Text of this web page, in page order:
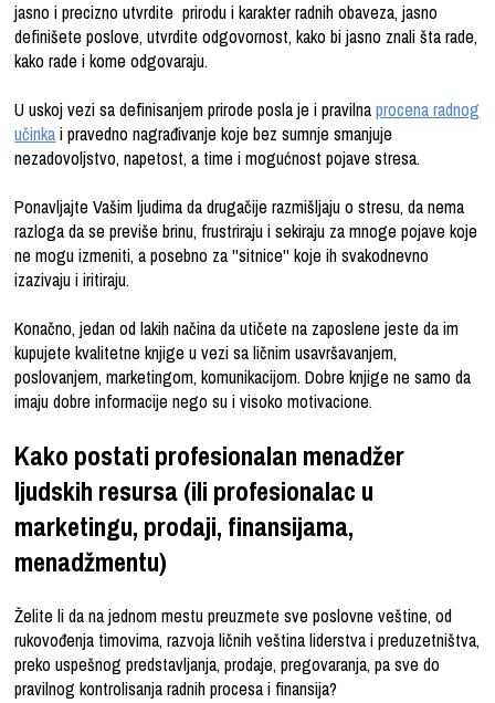
jasno i precizno utvrdite prirodu i karakter radnih obaveza, jasno
definišete poslove, utvrdite odgovornost, kako bi jasno znali šta rade,
kako rade i kome odgovaraju.
U uskoj vezi sa definisanjem prirode posla je i pravilnaprocena radnog
učinkai pravedno nagrađivanje koje bez sumnje smanjuje
nezadovoljstvo, napetost, a time i mogućnost pojave stresa.
Ponavljajte Vašim ljudima da drugačije razmišljaju o stresu, da nema
razloga da se previše brinu, frustriraju i sekiraju za mnoge pojave koje
ne mogu izmeniti, a posebno za ''sitnice'' koje ih svakodnevno
izazivaju i iritiraju.
Konačno, jedan od lakih načina da utičete na zaposlene jeste da im
kupujete kvalitetne knjige u vezi sa ličnim usavršavanjem,
poslovanjem, marketingom, komunikacijom. Dobre knjige ne samo da
imaju dobre informacije nego su i visoko motivacione.
Kako postati profesionalan menadžer
ljudskih resursa (ili profesionalac u
marketingu, prodaji, finansijama,
menadžmentu)
Želite li da na jednom mestu preuzmete sve poslovne veštine, od
rukovođenja timovima, razvoja ličnih veština liderstva i preduzetništva,
preko uspešnog predstavljanja, prodaje, pregovaranja, pa sve do
pravilnog kontrolisanja radnih procesa i finansija?